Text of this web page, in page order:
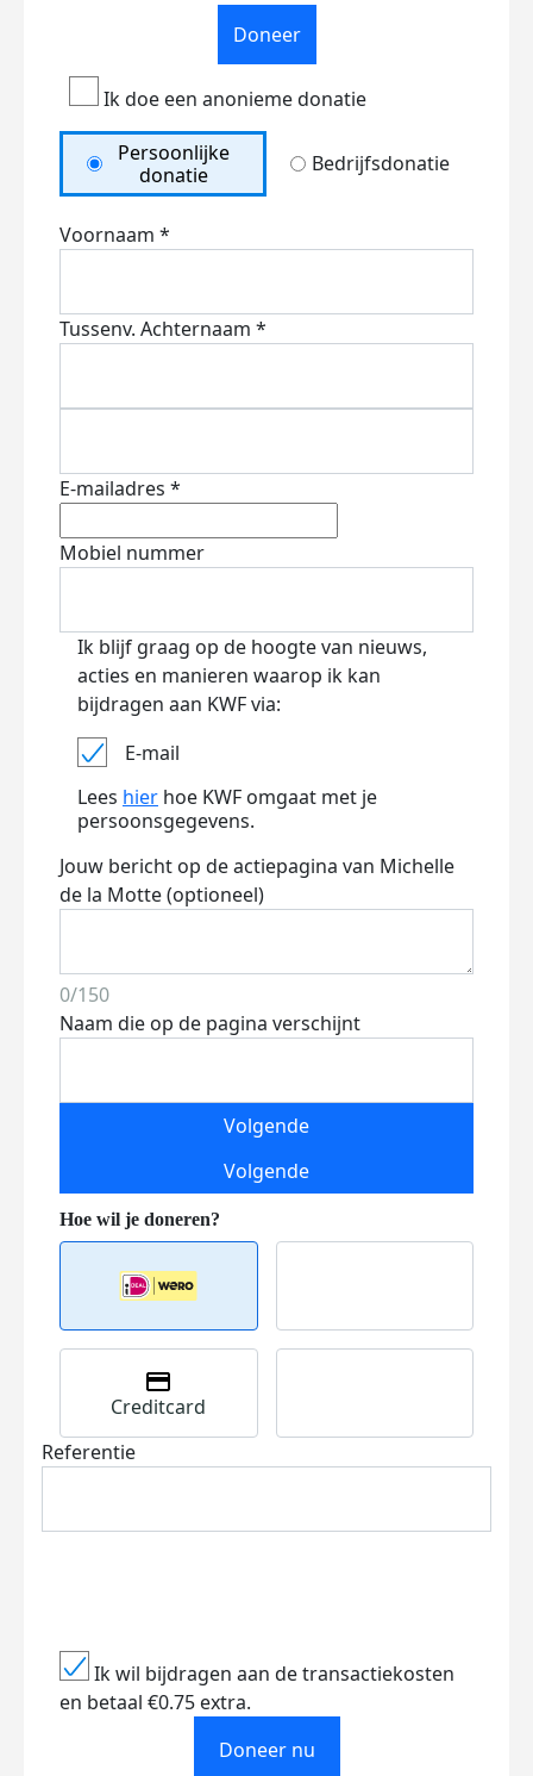
Doneer
Ik doe een anonieme donatie
Persoonlijke
donatie
Bedrijfsdonatie
Voornaam *
Tussenv. Achternaam *
E-mailadres *
Mobiel nummer
Ik blijf graag op de hoogte van nieuws,
acties en manieren waarop ik kan
bijdragen aan KWF via:
E-mail
Lees hier hoe KWF omgaat met je
persoonsgegevens.
Jouw bericht op de actiepagina van Michelle
de la Motte (optioneel)
0/150
Naam die op de pagina verschijnt
Volgende
Volgende
Creditcard
Referentie
Ik wil bijdragen aan de transactiekosten
en betaal €0.75 extra.
Doneer nu